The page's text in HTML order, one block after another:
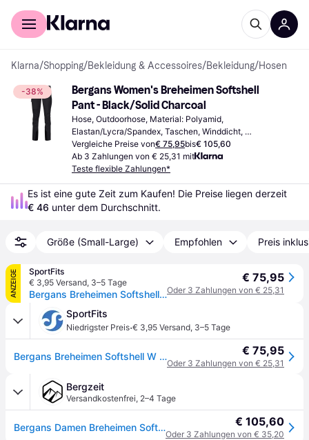
Für Shopper
Klarna/Shopping/Bekleidung & Accessoires/Bekleidung/Hosen
-38%
Bergans Women's Breheimen Softshell
Pant - Black/Solid Charcoal
Hose, Outdoorhose, Material: Polyamid,
Elastan/Lycra/Spandex, Taschen, Winddicht,
Wasserabweisend, Stretchgewebe
Vergleiche Preise von€ 75,95bis€ 105,60
Ab 3 Zahlungen von € 25,31 mit
Teste flexible Zahlungen*
€ 46 unter dem Durchschnitt.
Größe (Small-Large) Empfohlen Preis
ANZEIGE
SportFits
€ 3,95 Versand, 3–5 Tage
Bergans Breheimen Softshell W Pants black/solid charcoal (2851) XL Long
€ 75,95
Oder 3 Zahlungen von € 25,31
SportFits
Niedrigster Preis·€ 3,95 Versand, 3–5 Tage
Bergans Breheimen Softshell W Pants black/solid charcoal (2851) XL Long € 75,95
Oder 3 Zahlungen von € 25,31
Bergzeit
Versandkostenfrei, 2–4 Tage
Bergans Damen Breheimen Softshell Hose - schwarz - XS € 105,60
Oder 3 Zahlungen von € 35,20